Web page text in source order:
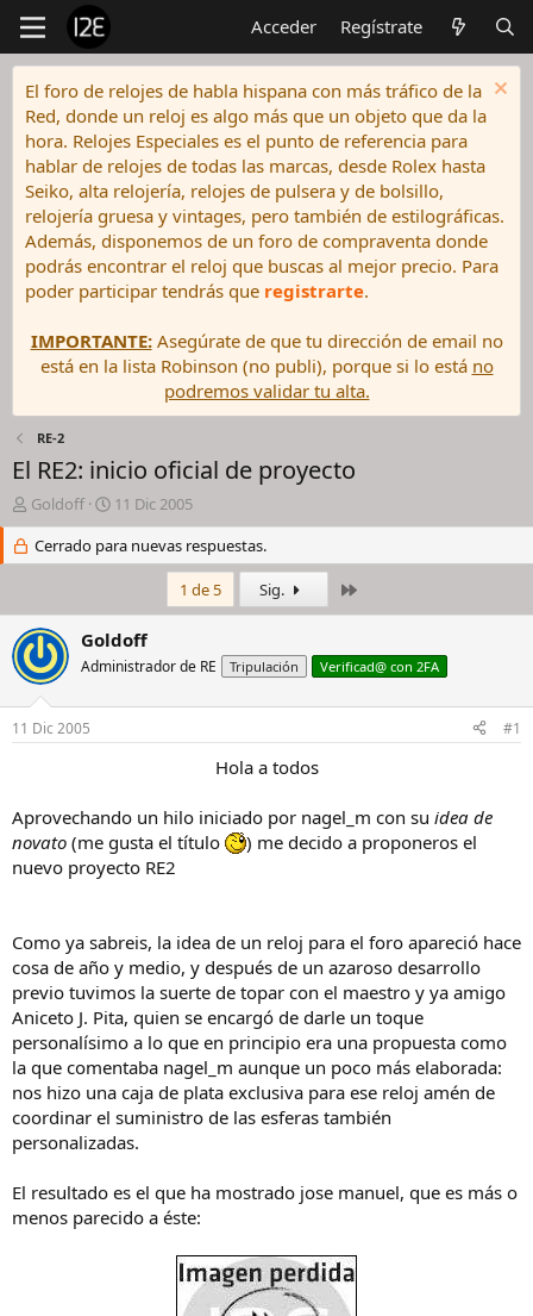
Acceder Regístrate
El foro de relojes de habla hispana con más tráfico de la
Red, donde un reloj es algo más que un objeto que da la
hora. Relojes Especiales es el punto de referencia para
hablar de relojes de todas las marcas, desde Rolex hasta
Seiko, alta relojería, relojes de pulsera y de bolsillo,
relojería gruesa y vintages, pero también de estilográficas.
Además, disponemos de un foro de compraventa donde
podrás encontrar el reloj que buscas al mejor precio. Para
poder participar tendrás que registrarte.
IMPORTANTE:Asegúrate de que tu dirección de email no
está en la lista Robinson (no publi), porque si lo está no
podremos validar tu alta.
RE-2
El RE2: inicio oficial de proyecto
I
n
c
a
d
o
r
d
l
o
Goldoff
F
e
c
h
d
e
i
n
i
11 Dic 2005
Cerrado para nuevas respuestas.
1 de 5 Sig.
Goldoff
Administrador de RE Tripulación Verificad@ con 2FA
11 Dic 2005 #1
Hola a todos​
Aprovechando un hilo iniciado por nagel_m con su idea de
novato (me gusta el título
) me decido a proponeros el
nuevo proyecto RE2
Como ya sabreis, la idea de un reloj para el foro apareció hace
cosa de año y medio, y después de un azaroso desarrollo
previo tuvimos la suerte de topar con el maestro y ya amigo
Aniceto J. Pita, quien se encargó de darle un toque
personalísimo a lo que en principio era una propuesta como
la que comentaba nagel_m aunque un poco más elaborada:
nos hizo una caja de plata exclusiva para ese reloj amén de
coordinar el suministro de las esferas también
personalizadas.
El resultado es el que ha mostrado jose manuel, que es más o
menos parecido a éste: